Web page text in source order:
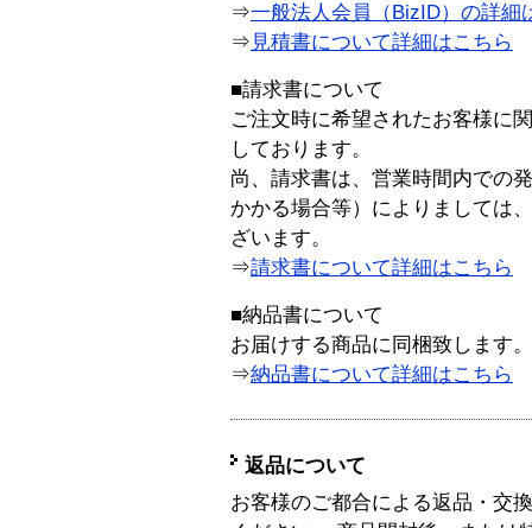
⇒一般法人会員（BizID）の詳細
⇒ 見積書について詳細はこちら
■請求書について
ご注文時に希望されたお客様に
しております。
尚、請求書は、営業時間内での
かかる場合等）によりましては
ざいます。
⇒請求書について詳細はこちら
■納品書について
お届けする商品に同梱致します。
⇒納品書について詳細はこちら
返品について
お客様のご都合による返品・交